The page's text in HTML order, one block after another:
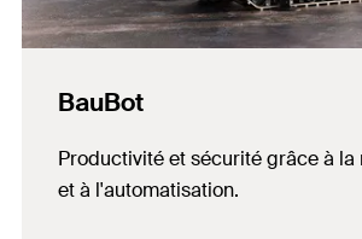
BauBot
Productivité et sécurité grâce à la
et à l'automatisation.